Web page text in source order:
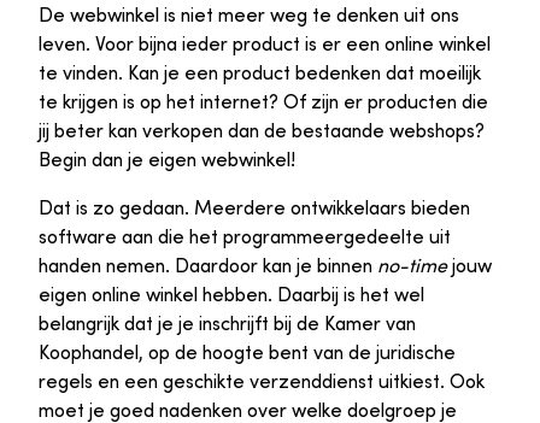
De webwinkel is niet meer weg te denken uit ons
leven. Voor bijna ieder product is er een online winkel
te vinden. Kan je een product bedenken dat moeilijk
te krijgen is op het internet? Of zijn er producten die
jij beter kan verkopen dan de bestaande webshops?
Begin dan je eigen webwinkel!
Dat is zo gedaan. Meerdere ontwikkelaars bieden
software aan die het programmeergedeelte uit
handen nemen. Daardoor kan je binnen no-timejouw
eigen online winkel hebben. Daarbij is het wel
belangrijk dat je je inschrijft bij de Kamer van
Koophandel, op de hoogte bent van de juridische
regels en een geschikte verzenddienst uitkiest. Ook
moet je goed nadenken over welke doelgroep je